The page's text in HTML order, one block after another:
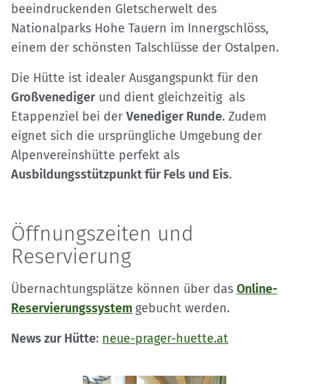
beeindruckenden Gletscherwelt des
Nationalparks Hohe Tauern im Innergschlöss,
einem der schönsten Talschlüsse der Ostalpen.
Die Hütte ist idealer Ausgangspunkt für den
Großvenediger und dient gleichzeitig als
Etappenziel bei der Venediger Runde. Zudem
eignet sich die ursprüngliche Umgebung der
Alpenvereinshütte perfekt als
Ausbildungsstützpunkt für Fels und Eis.
Öffnungszeiten und
Reservierung
Übernachtungsplätze können über das Online-
Reservierungssystem gebucht werden.
News zur Hütte: neue-prager-huette.at